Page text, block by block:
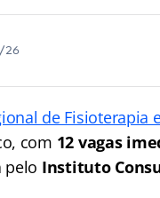
26
de Fisioterapia
com 12 vagas
pelo Instituto